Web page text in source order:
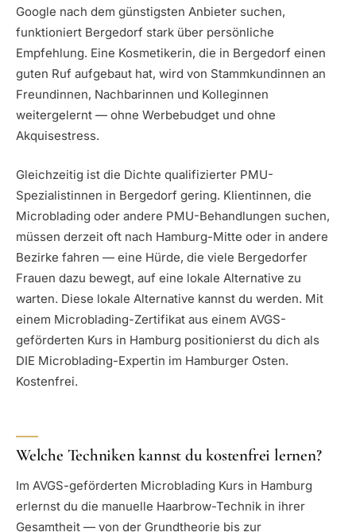
Google nach dem günstigsten Anbieter suchen,
funktioniert Bergedorf stark über persönliche
Empfehlung. Eine Kosmetikerin, die in Bergedorf einen
guten Ruf aufgebaut hat, wird von Stammkundinnen an
Freundinnen, Nachbarinnen und Kolleginnen
weitergelernt — ohne Werbebudget und ohne
Akquisestress.
Gleichzeitig ist die Dichte qualifizierter PMU-
Spezialistinnen in Bergedorf gering. Klientinnen, die
Microblading oder andere PMU-Behandlungen suchen,
müssen derzeit oft nach Hamburg-Mitte oder in andere
Bezirke fahren — eine Hürde, die viele Bergedorfer
Frauen dazu bewegt, auf eine lokale Alternative zu
warten. Diese lokale Alternative kannst du werden. Mit
einem Microblading-Zertifikat aus einem AVGS-
geförderten Kurs in Hamburg positionierst du dich als
DIE Microblading-Expertin im Hamburger Osten.
Kostenfrei.
Welche Techniken kannst du kostenfrei lernen?
Im AVGS-geförderten Microblading Kurs in Hamburg
erlernst du die manuelle Haarbrow-Technik in ihrer
Gesamtheit — von der Grundtheorie bis zur